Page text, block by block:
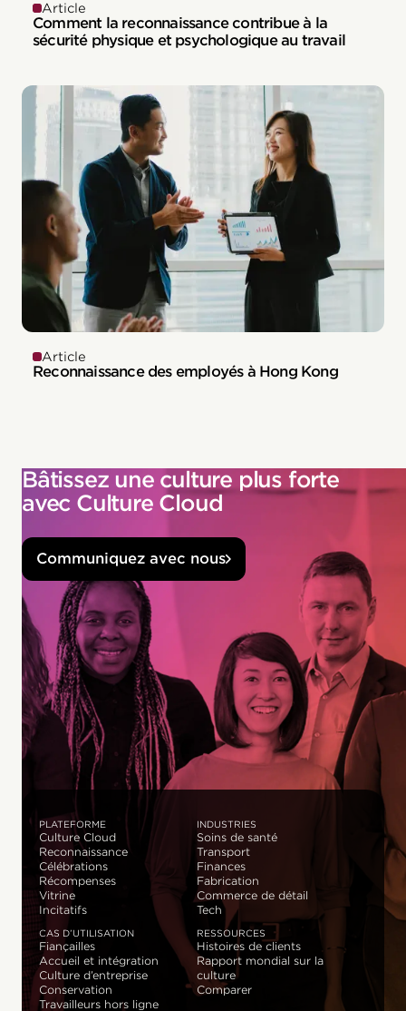
Article
Comment la reconnaissance contribue à la
sécurité physique et psychologique au travail
Article
Reconnaissance des employés à Hong Kong
Bâtissez une culture plus forte
avec Culture Cloud
Communiquez avec nous
PLATEFORME
Culture Cloud
Reconnaissance
Célébrations
Récompenses
Vitrine
Incitatifs
INDUSTRIES
Soins de santé
Transport
Finances
Fabrication
Commerce de détail
Tech
CAS D’UTILISATION
Fiançailles
Accueil et intégration
Culture d’entreprise
Conservation
Travailleurs hors ligne
RESSOURCES
Histoires de clients
Rapport mondial sur la
culture
Comparer